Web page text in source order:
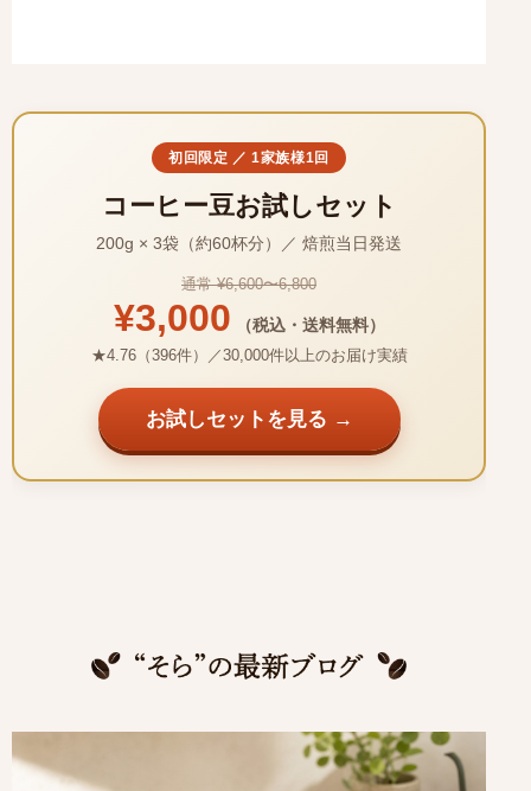
初回限定 ／ 1家族様1回
コーヒー豆お試しセット
200g × 3袋（約60杯分）／ 焙煎当日発送
通常 ¥6,600〜6,800
¥3,000 （税込・送料無料）
★4.76（396件）／30,000件以上のお届け実績
お試しセットを見る →